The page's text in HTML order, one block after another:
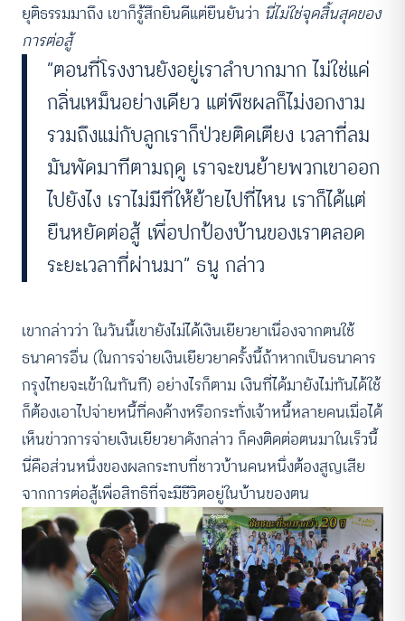
ยุติธรรมมาถึง เขาก็รู้สึกยินดีแต่ยืนยันว่า นี่ไม่ใช่จุดสิ้นสุดของ
การต่อสู้
“ตอนที่โรงงานยังอยู่เราลำบากมาก ไม่ใช่แค่
กลิ่นเหม็นอย่างเดียว แต่พืชผลก็ไม่งอกงาม
รวมถึงแม่กับลูกเราก็ป่วยติดเตียง เวลาที่ลม
มันพัดมาทีตามฤดู เราจะขนย้ายพวกเขาออก
ไปยังไง เราไม่มีที่ให้ย้ายไปที่ไหน เราก็ได้แต่
ยืนหยัดต่อสู้ เพื่อปกป้องบ้านของเราตลอด
ระยะเวลาที่ผ่านมา” ธนู กล่าว
เขากล่าวว่า ในวันนี้เขายังไม่ได้เงินเยียวยาเนื่องจากตนใช้
ธนาคารอื่น (ในการจ่ายเงินเยียวยาครั้งนี้ถ้าหากเป็นธนาคาร
กรุงไทยจะเข้าในทันที) อย่างไรก็ตาม เงินที่ได้มายังไม่ทันได้ใช้
ก็ต้องเอาไปจ่ายหนี้ที่คงค้างหรือกระทั่งเจ้าหนี้หลายคนเมื่อได้
เห็นข่าวการจ่ายเงินเยียวยาดังกล่าว ก็คงติดต่อตนมาในเร็วนี้
นี่คือส่วนหนึ่งของผลกระทบที่ชาวบ้านคนหนึ่งต้องสูญเสีย
จากการต่อสู้เพื่อสิทธิที่จะมีชีวิตอยู่ในบ้านของตน